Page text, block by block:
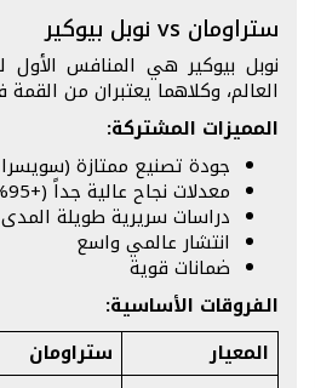
ستراومان vs نوبل بيوكير
نوبل بيوكير هي المنافس
العالم، وكلاهما يعتبران من
المميزات المشتركة:
جودة تصنيع ممتازة
معدلات نجاح عالية جداً (+95%)
دراسات سريرية طويلة المدى
انتشار عالمي واسع
ضمانات قوية
الفروقات الأساسية:
المعيار
ستراومان